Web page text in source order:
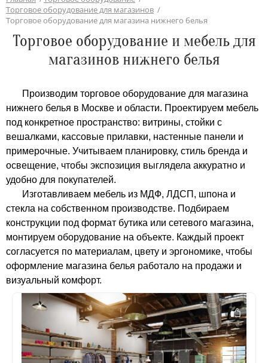
Торговое оборудование для магазинов
Торговое оборудование для магазина нижнего белья
Торговое оборудование и мебель для
магазинов нижнего белья
Производим торговое оборудование для магазина
нижнего белья в Москве и области. Проектируем мебель
под конкретное пространство: витрины, стойки с
вешалками, кассовые прилавки, настенные панели и
примерочные. Учитываем планировку, стиль бренда и
освещение, чтобы экспозиция выглядела аккуратно и
удобно для покупателей.
Изготавливаем мебель из МДФ, ЛДСП, шпона и
стекла на собственном производстве. Подбираем
конструкции под формат бутика или сетевого магазина,
монтируем оборудование на объекте. Каждый проект
согласуется по материалам, цвету и эргономике, чтобы
оформление магазина белья работало на продажи и
визуальный комфорт.